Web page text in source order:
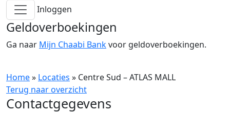
Inloggen
Geldoverboekingen
Ga naar Mijn Chaabi Bankvoor geldoverboekingen.
Home» Locaties » Centre Sud – ATLAS MALL
Terug naar overzicht
Contactgegevens